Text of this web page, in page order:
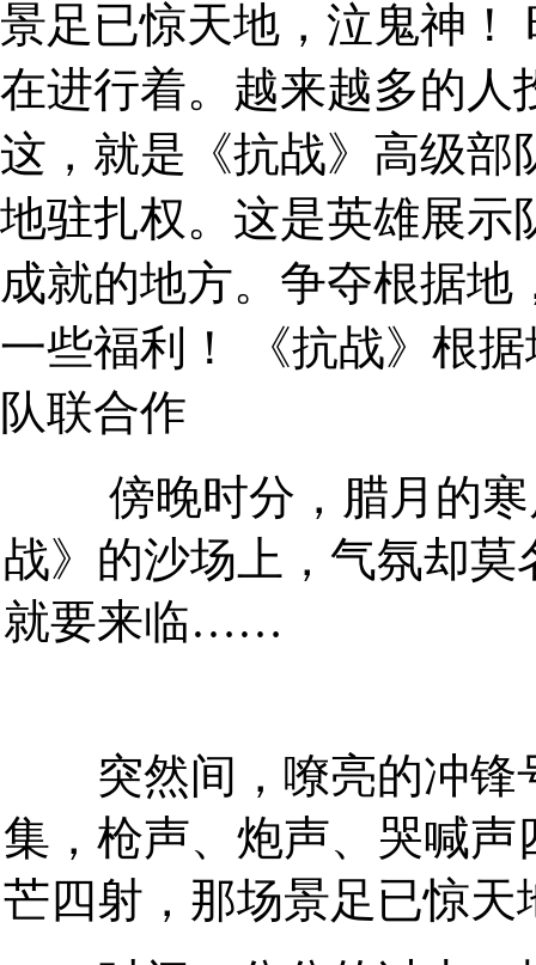
景足已惊天地，泣鬼神！
在进行着。越来越多的人
这，就是《抗战》高级部
地驻扎权。这是英雄展示
成就的地方。争夺根据
一些福利！ 《抗战》根
队联合作
傍晚时分，腊月的寒
战》的沙场上，气氛却
就要来临……
突然间，嘹亮的冲锋
集，枪声、炮声、哭喊
芒四射，那场景足已惊天